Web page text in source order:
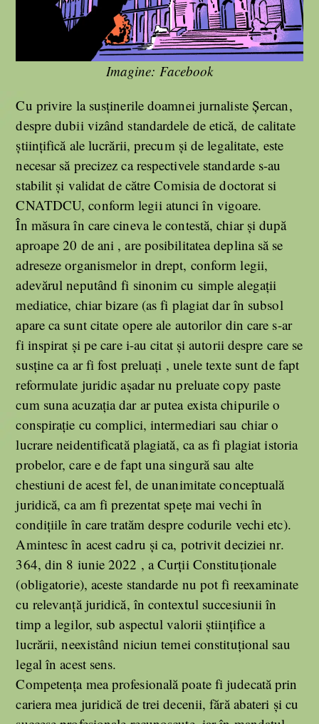
Imagine: Facebook
Cu privire la susținerile doamnei jurnaliste Șercan,
despre dubii vizând standardele de etică, de calitate
științifică ale lucrării, precum și de legalitate, este
necesar să precizez ca respectivele standarde s-au
stabilit și validat de către Comisia de doctorat si
CNATDCU, conform legii atunci în vigoare.
În măsura în care cineva le contestă, chiar și după
aproape 20 de ani , are posibilitatea deplina să se
adreseze organismelor in drept, conform legii,
adevărul neputând fi sinonim cu simple alegații
mediatice, chiar bizare (as fi plagiat dar în subsol
apare ca sunt citate opere ale autorilor din care s-ar
fi inspirat și pe care i-au citat și autorii despre care se
susține ca ar fi fost preluați , unele texte sunt de fapt
reformulate juridic așadar nu preluate copy paste
cum suna acuzația dar ar putea exista chipurile o
conspirație cu complici, intermediari sau chiar o
lucrare neidentificată plagiată, ca as fi plagiat istoria
probelor, care e de fapt una singură sau alte
chestiuni de acest fel, de unanimitate conceptuală
juridică, ca am fi prezentat spețe mai vechi în
condițiile în care tratăm despre codurile vechi etc).
Amintesc în acest cadru și ca, potrivit deciziei nr.
364, din 8 iunie 2022 , a Curții Constituționale
(obligatorie), aceste standarde nu pot fi reexaminate
cu relevanță juridică, în contextul succesiunii în
timp a legilor, sub aspectul valorii științifice a
lucrării, neexistând niciun temei constituțional sau
legal în acest sens.
Competența mea profesională poate fi judecată prin
cariera mea juridică de trei decenii, fără abateri și cu